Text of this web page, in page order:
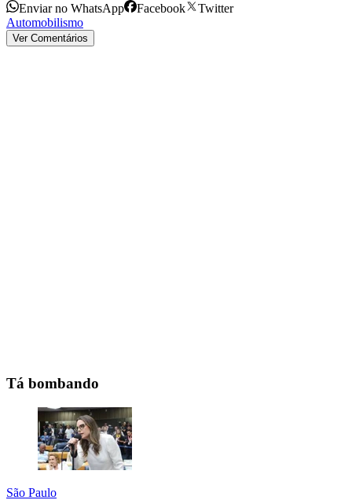
Enviar no WhatsApp Facebook
Twitter
Automobilismo
Ver Comentários
Tá bombando
São Paulo